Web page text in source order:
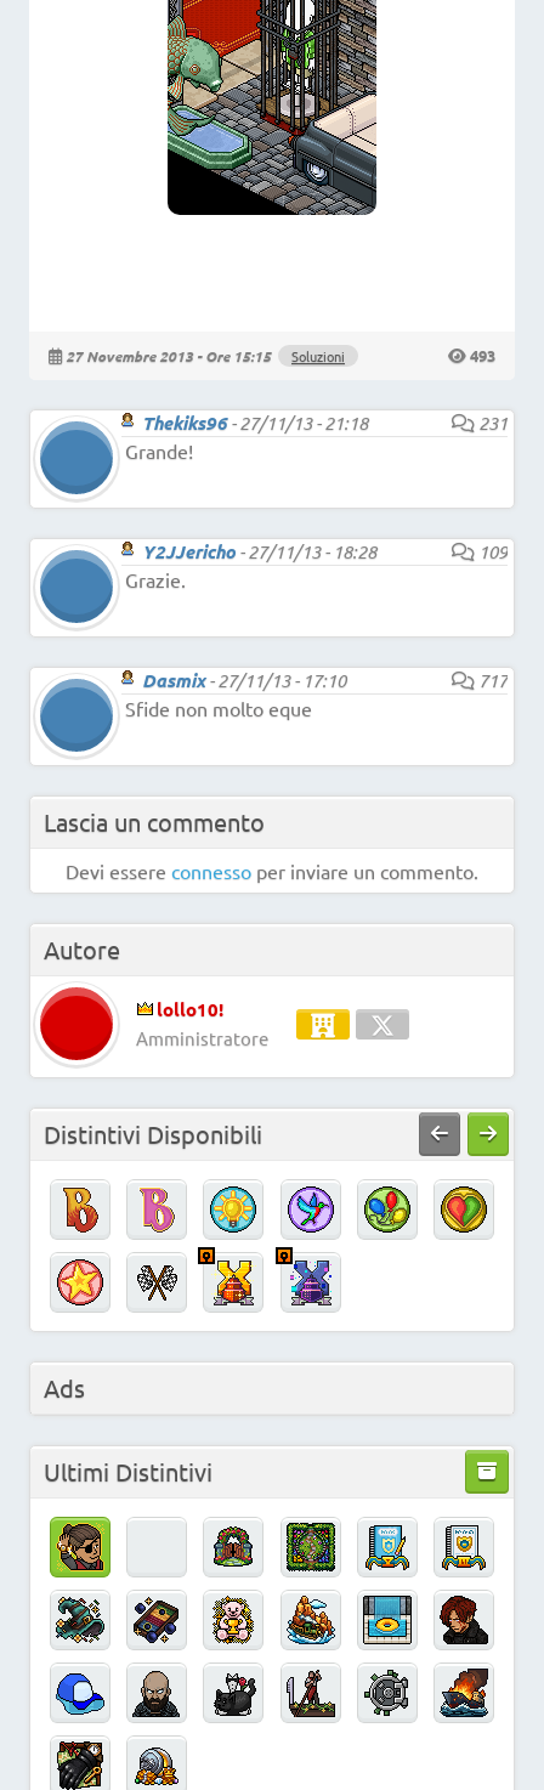
27 Novembre 2013 - Ore 15:15 Soluzioni 493
Thekiks96-27/11/13 - 21:18
231
Grande!
Y2JJericho -27/11/13 - 18:28
109
Grazie.
Dasmix-27/11/13 - 17:10
717
Sfide non molto eque
Lascia un commento
Devi essere connesso per inviare un commento.
Autore
lollo10!
Amministratore
Distintivi Disponibili
Ads
Ultimi Distintivi